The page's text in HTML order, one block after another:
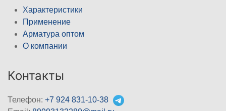
Характеристики
Применение
Арматура оптом
О компании
Контакты
Телефон: +7 924 831-10-38